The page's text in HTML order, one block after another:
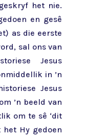
het nie.
en gesê
as die eerste
sal ons van
Jesus
in ’n
Jesus
’n beeld van
om te sê ‘dit
Hy gedoen